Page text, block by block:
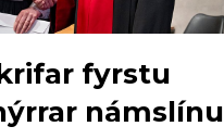
fyrstu
námslínu